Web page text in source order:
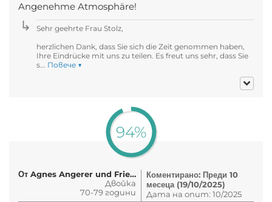
Angenehme Atmosphäre!
Sehr geehrte Frau Stolz,
herzlichen Dank, dass Sie sich die Zeit genommen haben,
Ihre Eindrücke mit uns zu teilen. Es freut uns sehr, dass Sie
s... Повече ▼
94%
От Agnes Angerer und Friedrich He..
Двойка
70-79 години
Коментирано: Преди 10
месеца (19/10/2025)
Дата на опит: 10/2025